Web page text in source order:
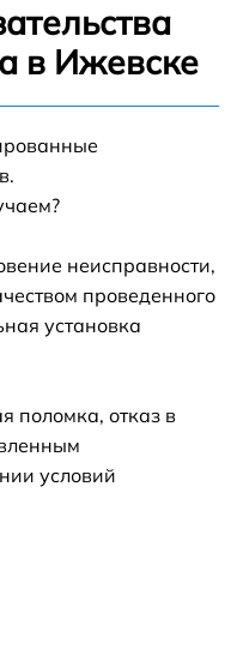
в Ижевске
неисправности,
проведенного
установка
поломка, отказ в
условий